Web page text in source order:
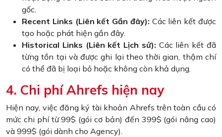
gốc.
Recent Links (Liên kết Gần đây): Các liên kết được
tạo hoặc phát hiện gần đây.
Historical Links (Liên kết Lịch sử): Các liên kết đã
từng tồn tại và được ghi lại theo thời gian, thậm chí
có thể đã bị loại bỏ hoặc không còn khả dụng.
4. Chi phí Ahrefs hiện nay
Hiện nay, việc đăng ký tài khoản Ahrefs trên toàn cầu có
mức chi phí từ 99$ (gói cơ bản) đến 399$ (gói nâng cao)
và 999$ (gói dành cho Agency).